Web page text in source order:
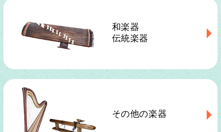
和楽器
伝統楽器
その他の楽器